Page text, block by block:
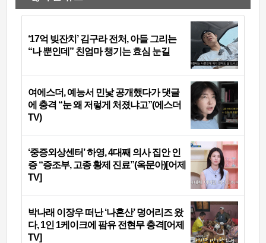
‘17억 빚잔치’ 김구라 전처, 아들 그리는
“나 뿐인데” 친엄마 챙기는 효심 눈길
여에스더, 예능서 민낯 공개했다가 댓글
에 충격 “눈 왜 저렇게 처졌냐고”(에스더
TV)
‘중증외상센터’ 하영, 4대째 의사 집안 인
증 “증조부, 고종 황제 진료”(옥문아)[어제
TV]
박나래 이장우 떠난 ‘나혼산’ 덩어리즈 왔
다, 1인 1케이크에 팜유 전현무 충격[어제
TV]